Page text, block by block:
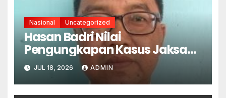
Nasional Uncategorized
Hasan Badri Nilai
Pengungkapan Kasus Jaksa
Febri Sejalan dengan
Semangat Pemberantasan
Korupsi
JUL 18, 2026 ADMIN